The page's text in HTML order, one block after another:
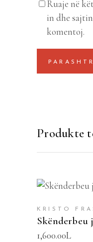
Ruaje në
in dhe
komentoj.
Produkte
KRISTO
Skënderbeu
1,600.00L